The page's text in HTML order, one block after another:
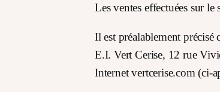
Les ventes effectuées sur
Il est préalablement précisé
E.I. Vert Cerise, 12 rue
Internet vertcerise.com (ci-